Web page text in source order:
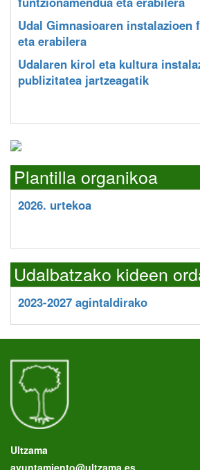
Udal Gimnasioaren instalazioen
eta erabilera
Udalaren kirol eta kultura
publizitatea jartzeagatik
Plantilla organikoa
2026. urtekoa
Udalbatzako kideen
2023-2027 agintaldirako
Ultzama